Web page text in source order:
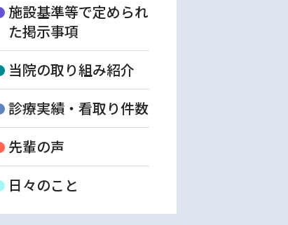
施設基準等で定められ
た掲示事項
当院の取り組み紹介
診療実績・看取り件数
先輩の声
日々のこと